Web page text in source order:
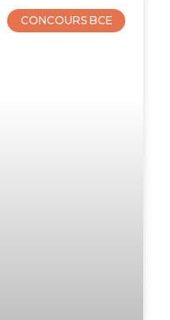
CONCOURS BCE